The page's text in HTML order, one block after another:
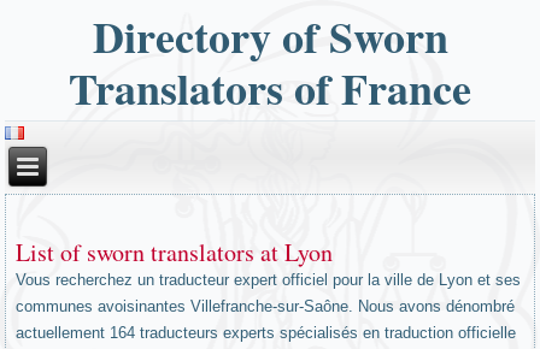
Directory of Sworn
Translators of France
List of sworn translators at Lyon
Vous recherchez un traducteur expert officiel pour la ville de Lyon et ses
communes avoisinantes Villefranche-sur-Saône. Nous avons dénombré
actuellement 164 traducteurs experts spécialisés en traduction officielle